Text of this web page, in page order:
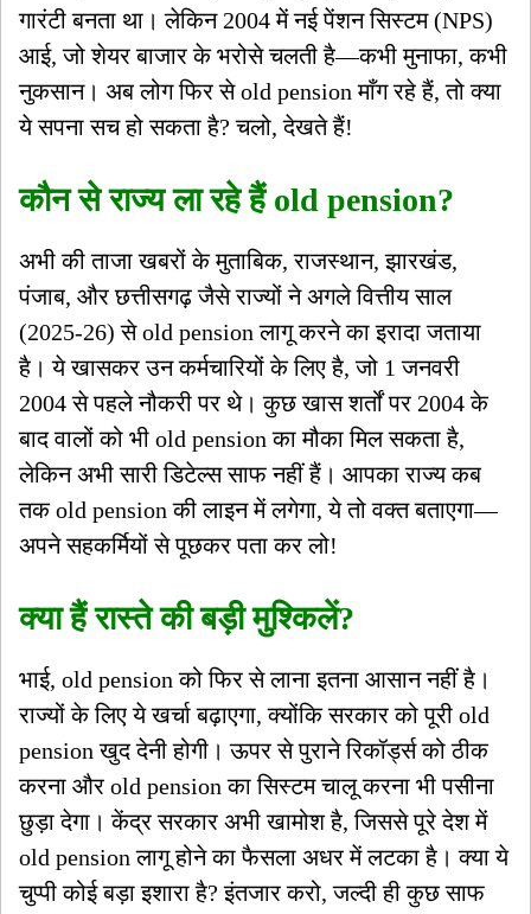
गारंटी बनता था। लेकिन 2004 में नई पेंशन सिस्टम (NPS)
आई, जो शेयर बाजार के भरोसे चलती है—कभी मुनाफा, कभी
नुकसान। अब लोग फिर से old pension माँग रहे हैं, तो क्या
ये सपना सच हो सकता है? चलो, देखते हैं!
कौन से राज्य ला रहे हैं old pension?
अभी की ताजा खबरों के मुताबिक, राजस्थान, झारखंड,
पंजाब, और छत्तीसगढ़ जैसे राज्यों ने अगले वित्तीय साल
(2025-26) से old pension लागू करने का इरादा जताया
है। ये खासकर उन कर्मचारियों के लिए है, जो 1 जनवरी
2004 से पहले नौकरी पर थे। कुछ खास शर्तों पर 2004 के
बाद वालों को भी old pension का मौका मिल सकता है,
लेकिन अभी सारी डिटेल्स साफ नहीं हैं। आपका राज्य कब
तक old pension की लाइन में लगेगा, ये तो वक्त बताएगा—
अपने सहकर्मियों से पूछकर पता कर लो!
क्या हैं रास्ते की बड़ी मुश्किलें?
भाई, old pension को फिर से लाना इतना आसान नहीं है।
राज्यों के लिए ये खर्चा बढ़ाएगा, क्योंकि सरकार को पूरी old
pension खुद देनी होगी। ऊपर से पुराने रिकॉर्ड्स को ठीक
करना और old pension का सिस्टम चालू करना भी पसीना
छुड़ा देगा। केंद्र सरकार अभी खामोश है, जिससे पूरे देश में
old pension लागू होने का फैसला अधर में लटका है। क्या ये
चुप्पी कोई बड़ा इशारा है? इंतजार करो, जल्दी ही कुछ साफ